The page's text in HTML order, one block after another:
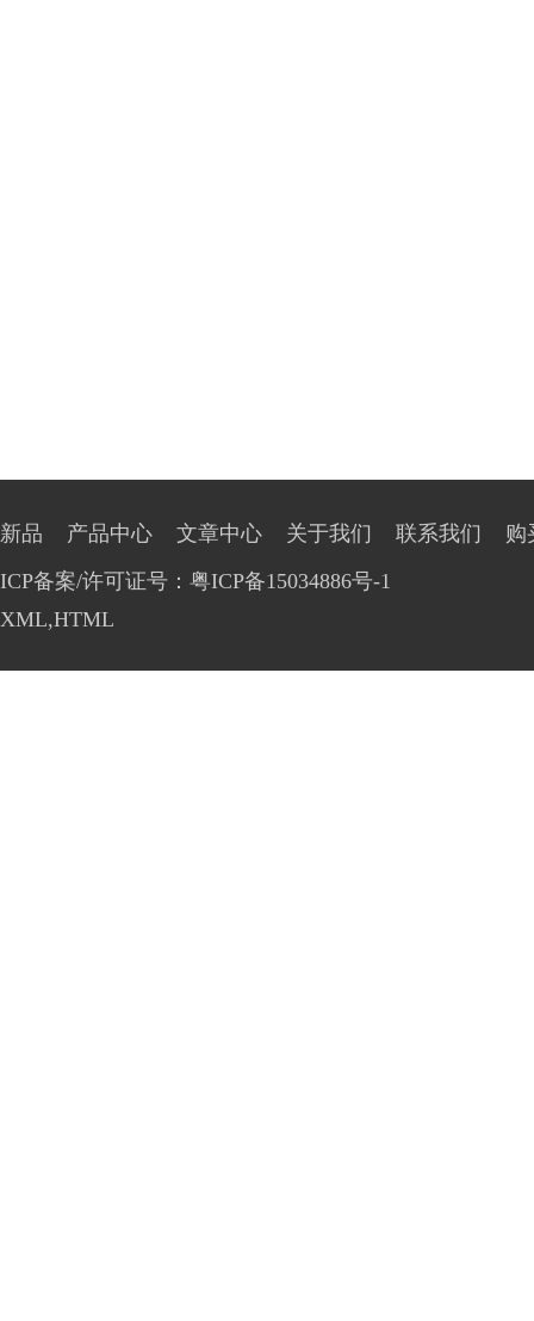
新品 产品中心 文章中心 关于我们 联系我们
购
ICP备案/许可证号：粤ICP备15034886号-1
XML,HTML